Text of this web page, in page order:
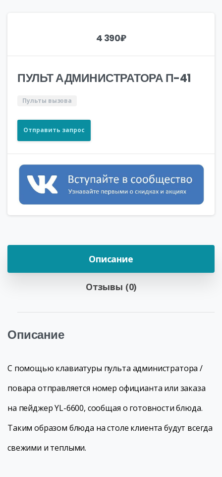
4 390₽
ПУЛЬТ АДМИНИСТРАТОРА П-41
Пульты вызова
Отправить запрос
Описание
Отзывы (0)
Описание
С помощью клавиатуры пульта администратора /
повара отправляется номер официанта или заказа
на пейджер YL-6600, сообщая о готовности блюда.
Таким образом блюда на столе клиента будут всегда
свежими и теплыми.